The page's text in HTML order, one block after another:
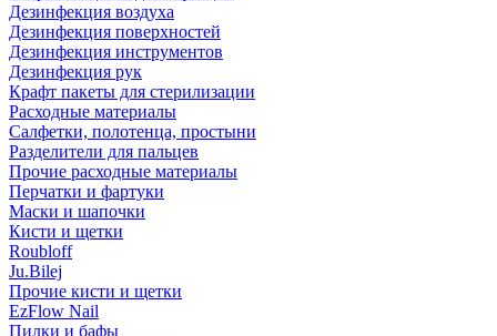
Дезинфекция воздуха
Дезинфекция поверхностей
Дезинфекция инструментов
Дезинфекция рук
Крафт пакеты для стерилизации
Расходные материалы
Салфетки, полотенца, простыни
Разделители для пальцев
Прочие расходные материалы
Перчатки и фартуки
Маски и шапочки
Кисти и щетки
Roubloff
Ju.Bilej
Прочие кисти и щетки
EzFlow Nail
Пилки и бафы